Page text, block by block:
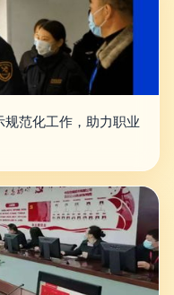
范化工作，助力职业